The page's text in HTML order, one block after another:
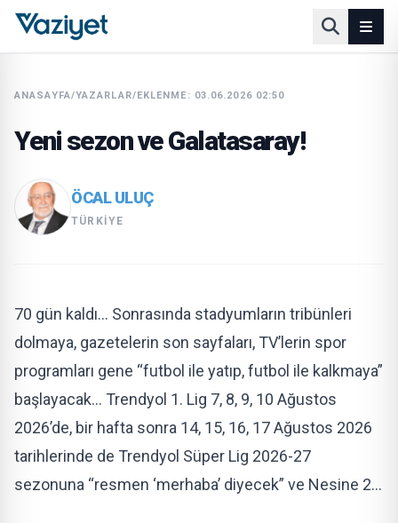
ANASAYFA/YAZARLAR/EKLENME: 03.06.2026 02:50
Yeni sezon ve Galatasaray!
ÖCAL ULUÇ
TÜRKIYE
70 gün kaldı… Sonrasında stadyumların tribünleri
dolmaya, gazetelerin son sayfaları, TV’lerin spor
programları gene “futbol ile yatıp, futbol ile kalkmaya”
başlayacak… Trendyol 1. Lig 7, 8, 9, 10 Ağustos
2026’de, bir hafta sonra 14, 15, 16, 17 Ağustos 2026
tarihlerinde de Trendyol Süper Lig 2026-27
sezonuna “resmen ‘merhaba’ diyecek” ve Nesine 2…